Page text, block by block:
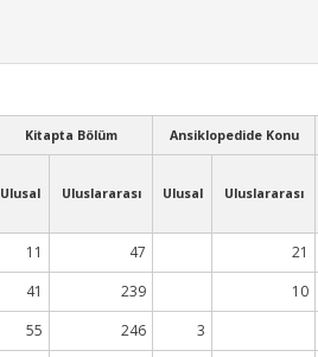
Kitapta Bölüm Ansiklopedide Konu
Ulusal Uluslararası Ulusal Uluslararası
11 47 21
41 239 10
55 246 3